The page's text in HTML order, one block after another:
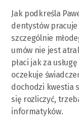
Jak podkreśla
dentystów pracuje
szczególnie
umów nie jest
płaci jak za
oczekuje
dochodzi kwestia
się rozliczyć,
informatyków.